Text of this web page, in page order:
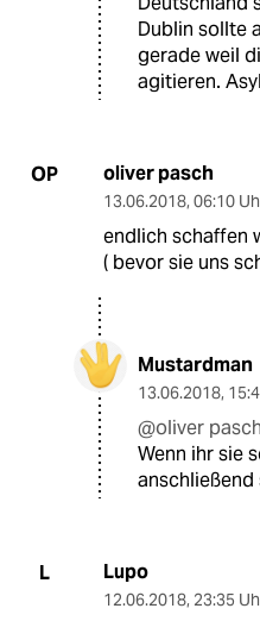
Dublin sollte
gerade weil
agitieren.
OP oliver pasch
13.06.2018, 06:10
endlich schaffen
( bevor sie uns
Mustardman
13.06.2018,
@oliver
Wenn ihr sie
anschließend
L Lupo
12.06.2018, 23:35